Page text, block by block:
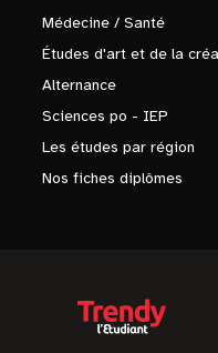
Médecine / Santé
Études d'art et de la
Alternance
Sciences po - IEP
Les études par région
Nos fiches diplômes